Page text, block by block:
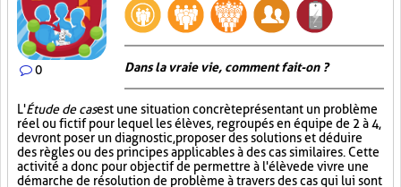
0 Dans la vraie vie, comment fait-on ?
L'Étude de casest une situation concrète présentant un problème
réel ou fictif pour lequel les élèves, regroupés en équipe de 2 à 4,
devront poser un diagnostic, proposer des solutions et déduire
des règles ou des principes applicables à des cas similaires. Cette
activité a donc pour objectif de permettre à l'élève de vivre une
démarche de résolution de problème à travers des cas qui lui sont